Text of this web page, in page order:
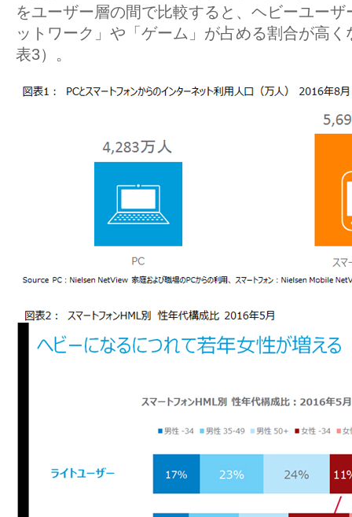
をユーザー層の間で比較すると、ヘビーユー
ットワーク」や「ゲーム」が占める割合が高
表3）。